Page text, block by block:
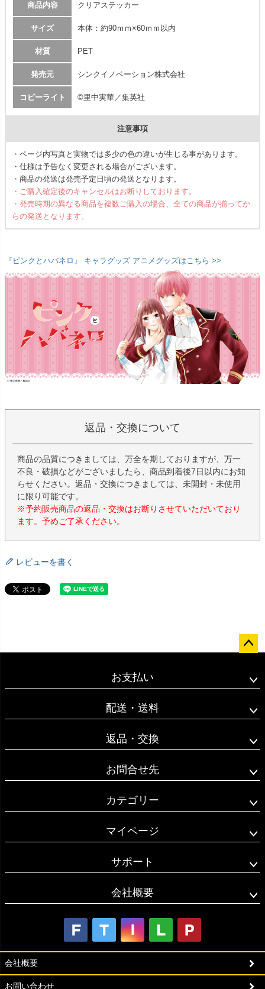
商品内容 クリアステッカー
サイズ 本体：約90ｍｍ×60ｍｍ以内
材質 PET
発売元 シンクイノベーション株式会社
コピーライト ©里中実華／集英社
注意事項
・ページ内写真と実物では多少の色の違いが生じる事があります。
・仕様は予告なく変更される場合がございます。
・商品の発送は発売予定日頃の発送となります。
・ご購入確定後のキャンセルはお断りしております。
・発売時期の異なる商品を複数ご購入の場合、全ての商品が揃ってか
らの発送となります。
『ピンクとハバネロ』 キャラグッズ アニメグッズはこちら >>
返品・交換について
商品の品質につきましては、万全を期しておりますが、万一
不良・破損などがございましたら、商品到着後7日以内にお知
らせください。返品・交換につきましては、未開封・未使用
に限り可能です。
※予約販売商品の返品・交換はお断りさせていただいており
ます。予めご了承ください。
レビューを書く
ップ
お支払い
配送・送料
返品・交換
お問合せ先
カテゴリー
マイページ
サポート
会社概要
会社概要
お問い合わせ